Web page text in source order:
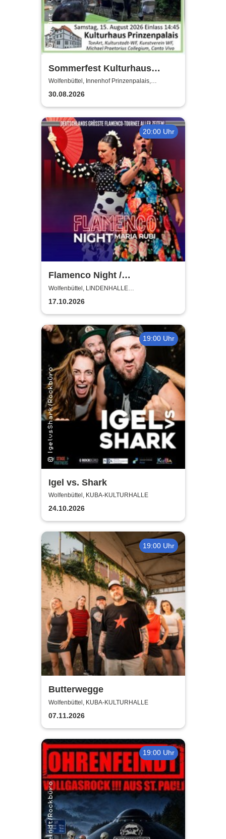
Sommerfest Kulturhaus
Prinzenpalais
Wolfenbüttel, Innenhof Prinzenpalais,
Wolfenbüttel
30.08.2026
20:00 Uhr
Flamenco Night /
Flamencomanía Tour 26/27 -
Deutschlands größte
Flamenco-Tournee
Wolfenbüttel, LINDENHALLE
WOLFENBÜTTEL
17.10.2026
19:00 Uhr
Igel vs. Shark
Wolfenbüttel, KUBA-KULTURHALLE
24.10.2026
19:00 Uhr
Butterwegge
Wolfenbüttel, KUBA-KULTURHALLE
07.11.2026
19:00 Uhr